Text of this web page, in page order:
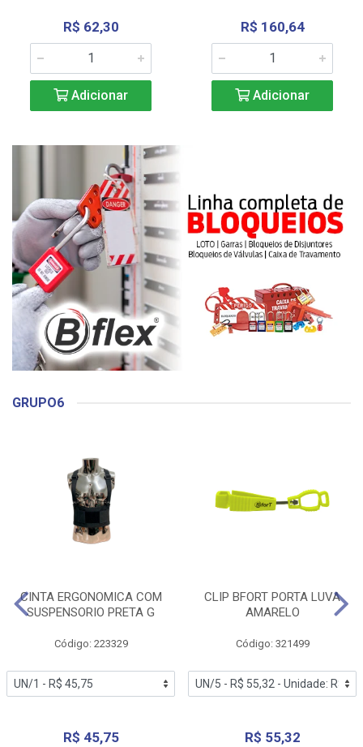
R$ 62,30
Adicionar
R$ 160,64
Adicionar
GRUPO6
CINTA ERGONOMICA COM
SUSPENSORIO PRETA G
Código: 223329
R$ 45,75
CLIP BFORT PORTA LUVA
AMARELO
Código: 321499
R$ 55,32